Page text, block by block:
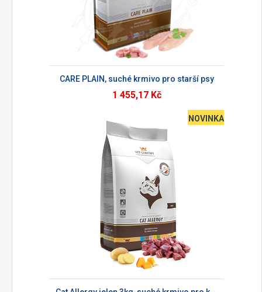
CARE PLAIN, suché krmivo pro starší psy
1 455,17 Kč
NOVINKA